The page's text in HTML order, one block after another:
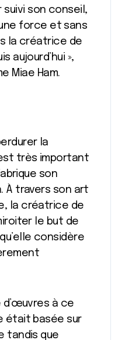
suivi son conseil,
force et sans
la créatrice de
aujourd’hui »,
Miae Ham.
la
très important
son
À travers son art
la créatrice de
le but de
considère
d’œuvres à ce
était basée sur
tandis que